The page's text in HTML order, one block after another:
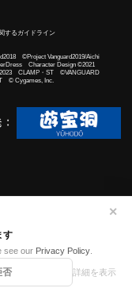
す
see our Privacy Policy.
否 詳細を表示
✕
するガイドライン
©Project Vanguard2019/Aichi
Character Design ©2021
CLAMP・ST ©VANGUARD
© Cygames, Inc.